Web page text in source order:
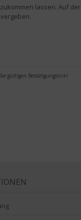
lassen. Auf der
gültigen Bestätigungslink!